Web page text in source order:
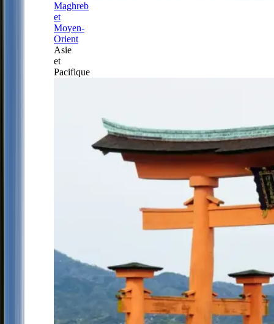
Maghreb
et
Moyen-
Orient
Asie
et
Pacifique